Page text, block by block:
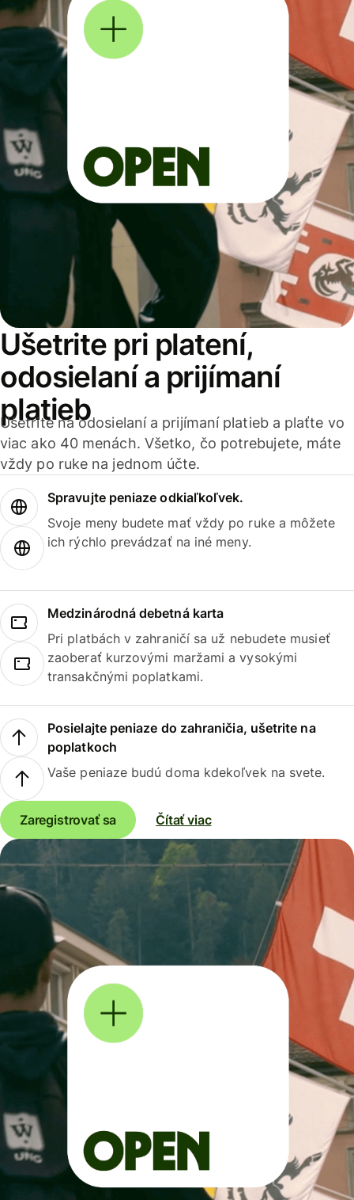
Ušetrite pri platení,
odosielaní a prijímaní
platieb
Ušetrite na odosielaní a prijímaní platieb a plaťte vo
viac ako 40 menách. Všetko, čo potrebujete, máte
vždy po ruke na jednom účte.
Spravujte peniaze odkiaľkoľvek.
Svoje meny budete mať vždy po ruke a môžete
ich rýchlo prevádzať na iné meny.
Medzinárodná debetná karta
Pri platbách v zahraničí sa už nebudete musieť
zaoberať kurzovými maržami a vysokými
transakčnými poplatkami.
Posielajte peniaze do zahraničia, ušetrite na
poplatkoch
Vaše peniaze budú doma kdekoľvek na svete.
Zaregistrovať sa Čítať viac